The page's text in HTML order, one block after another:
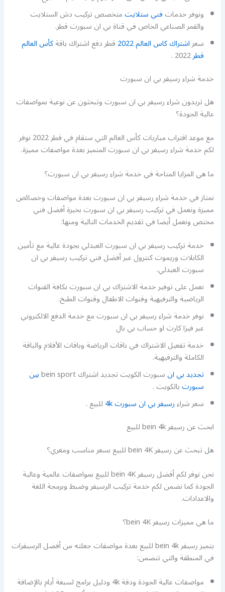
ونوفر خدماتفني ستلايتمتخصص تركيب دش الستلايت
والقمر الصناعي الخاص في قناة بي ان سبورت قطر.
سعراشتراك كاس العالم 2022 قطر دفع اشتراك باقةكأس العالم
قطر2022 .
خدمة شراء رسيفر بي ان سبورت
هل تريدون شراء رسيفر بي ان سبورت وتبحثون عن نوعية بمواصفات
عالية الجودة؟
مع موعد اقتراب مباريات كأس العالم التي ستقام في قطر 2022 نوفر
لكم خدمة شراء رسيفر بي ان سبورت المتميز بعدة مواصفات مميزة.
ما هي المزايا المتاحة في خدمة شراء رسيفر بي ان سبورت؟
نمتاز في خدمة شراء رسيفر بي ان سبورت بعدة مواصفات وخصائص
مميزة ونعمل في تركيب رسيفر بي ان سبورت بخبرة أفضل فني
مختص ونعمل أيضا في تقديم الخدمات التالية ومنها:
خدمة تركيب رسيفر بي ان سبورت العبدلي بجودة عالية مع تأمين
الكابلات وريموت كنترول عبر أفضل فني تركيب رسيفر بي ان
سبورت العبدلي.
نعمل على توفير خدمة الاشتراك بي ان سبورت بكافة القنوات
الرياضية والترفيهية وقنوات الاطفال وقنوات الطبخ.
نوفر خدمة شراء رسيفر بي ان سبورت مع خدمة الدفع الالكتروني
عبر فيزا كارت او حساب بي بال
خدمة تفعيل الاشتراك في باقات الرياضة وباقات الأفلام والباقة
الكاملة والترفيهية.
تجديد بي انسبورت الكويت تجديد اشتراك bein sport بين
سبورتبالكويت .
سعر شراءرسيفر بي ان سبورت 4k
للبيع .
ابحث عن رسيفر bein 4k للبيع
هل تبحث عن رسيفر bein 4K للبيع بسعر مناسب ومغري؟
نحن نوفر لكم أفضل رسيفر bein 4K للبيع بمواصفات عالمية وعالية
الجودة كما نضمن لكم خدمة تركيب الرسيفر وضبط وبرمجة اللغة
والاعدادات.
ما هي مميزات رسيفر bein 4K؟
يتميز رسيفر bein 4k للبيع بعدة مواصفات جعلته من أفضل الرسيفرات
في المنطقة والتي تتضمن:
مواصفات عالية الجودة ودقة 4k ودليل برامج لسبعة أيام بالإضافة